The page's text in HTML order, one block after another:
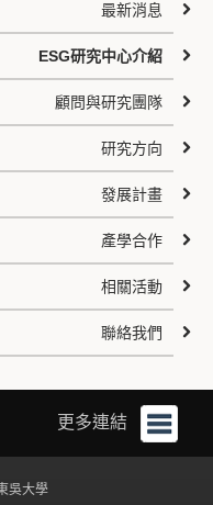
最新消息
ESG研究中心介紹
顧問與研究團隊
研究方向
發展計畫
產學合作
相關活動
聯絡我們
更多連結
吳大學